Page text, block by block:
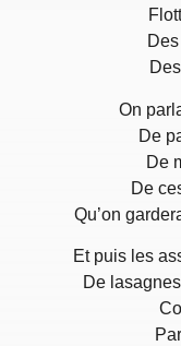
On
De
De
De
Qu’on
Et puis les
De